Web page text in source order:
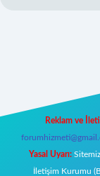
Reklam ve
Yasal Uyarı:
İletişim Kurumu